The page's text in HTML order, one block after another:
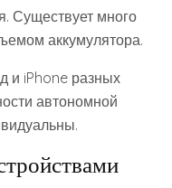
Существует много
аккумулятора.
и iPhone разных
автономной